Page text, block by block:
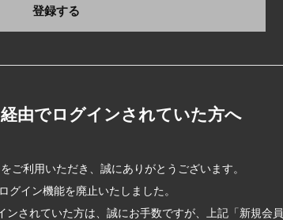
登録する
由でログインされていた方へ
ご利用いただき、誠にありがとうございます。
イン機能を廃止いたしました。
されていた方は、誠にお手数ですが、上記「新規会員